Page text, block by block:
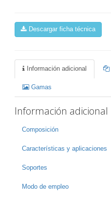
Descargar ficha técnica
Información adicional
Gamas
Información adicional
Composición
Características y aplicaciones
Soportes
Modo de empleo